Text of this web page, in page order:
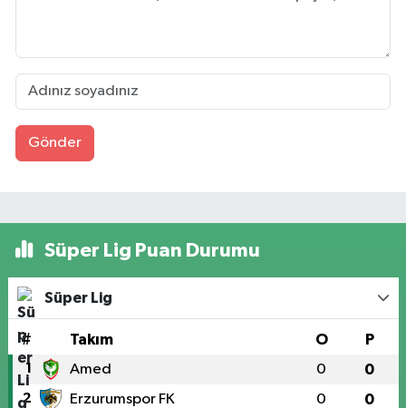
Gönder
Süper Lig Puan Durumu
Süper Lig
# Takım O P
1 Amed 0 0
2 Erzurumspor FK 0 0